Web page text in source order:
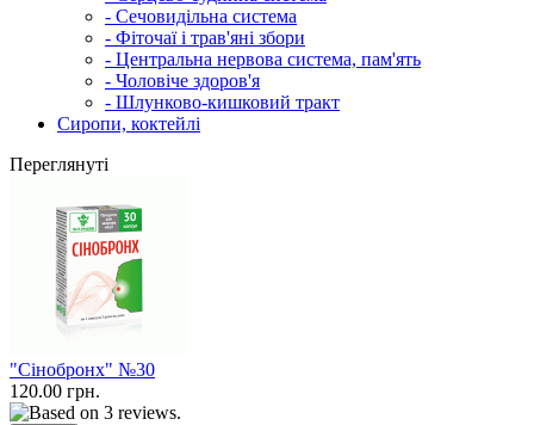
- Сечовидільна система
- Фіточаї і трав'яні збори
- Центральна нервова система, пам'ять
- Чоловіче здоров'я
- Шлунково-кишковий тракт
Сиропи, коктейлі
Переглянуті
"Сінобронх" №30
120.00 грн.